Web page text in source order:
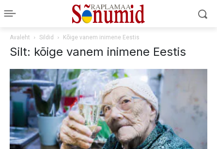
Avaleht Sildid Kõige vanem inimene Eestis
Silt: kõige vanem inimene Eestis